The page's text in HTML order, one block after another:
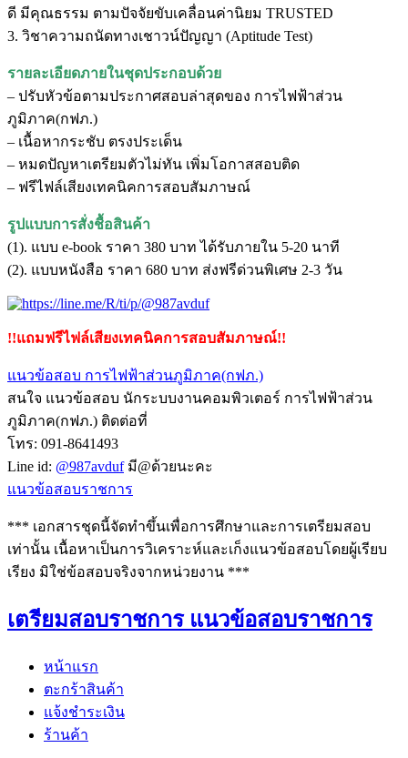
ดี มีคุณธรรม ตามปัจจัยขับเคลื่อนค่านิยม TRUSTED
3. วิชาความถนัดทางเชาวน์ปัญญา (Aptitude Test)
รายละเอียดภายในชุดประกอบด้วย
– ปรับหัวข้อตามประกาศสอบล่าสุดของ การไฟฟ้าส่วน
ภูมิภาค(กฟภ.)
– เนื้อหากระชับ ตรงประเด็น
– หมดปัญหาเตรียมตัวไม่ทัน เพิ่มโอกาสสอบติด
– ฟรีไฟล์เสียงเทคนิคการสอบสัมภาษณ์
รูปแบบการสั่งชื้อสินค้า
(1). แบบ e-book ราคา 380 บาท ได้รับภายใน 5-20 นาที
(2). แบบหนังสือ ราคา 680 บาท ส่งฟรีด่วนพิเศษ 2-3 วัน
!!แถมฟรีไฟล์เสียงเทคนิคการสอบสัมภาษณ์!!
แนวข้อสอบ การไฟฟ้าส่วนภูมิภาค(กฟภ.)
สนใจ แนวข้อสอบ นักระบบงานคอมพิวเตอร์ การไฟฟ้าส่วน
ภูมิภาค(กฟภ.) ติดต่อที่
โทร: 091-8641493
Line id: @987avdufมี@ด้วยนะคะ
แนวข้อสอบราชการ
*** เอกสารชุดนี้จัดทำขึ้นเพื่อการศึกษาและการเตรียมสอบ
เท่านั้น เนื้อหาเป็นการวิเคราะห์และเก็งแนวข้อสอบโดยผู้เรียบ
เรียง มิใช่ข้อสอบจริงจากหน่วยงาน ***
เตรียมสอบราชการ แนวข้อสอบราชการ
หน้าแรก
ตะกร้าสินค้า
แจ้งชำระเงิน
ร้านค้า